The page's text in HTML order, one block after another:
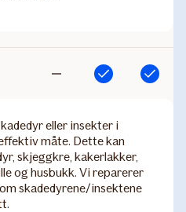
Inkludert Inkludert
eller insekter i
måte. Dette kan
skjeggkre, kakerlakker,
og husbukk. Vi reparerer
skadedyrene/insektene